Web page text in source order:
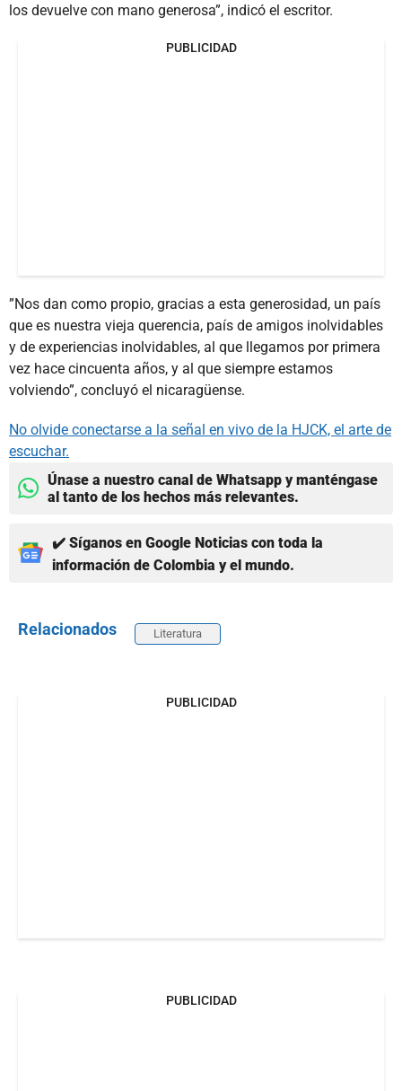
los devuelve con mano generosa”, indicó el escritor.
PUBLICIDAD
”Nos dan como propio, gracias a esta generosidad, un país
que es nuestra vieja querencia, país de amigos inolvidables
y de experiencias inolvidables, al que llegamos por primera
vez hace cincuenta años, y al que siempre estamos
volviendo”, concluyó el nicaragüense.
No olvide conectarse a la señal en vivo de la HJCK, el arte de
escuchar.
Únase a nuestro canal de Whatsapp y manténgase
al tanto de los hechos más relevantes.
✔️ Síganos en Google Noticias con toda la
información de Colombia y el mundo.
Relacionados Literatura
PUBLICIDAD
PUBLICIDAD